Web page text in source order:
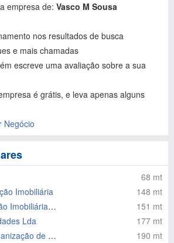
empresa de: Vasco M Sousa
nos resultados de busca
e mais chamadas
escreve uma avaliação sobre a sua
é grátis, e leva apenas alguns
Negócio
68 mt
Imobiliária
148 mt
Optionland - Mediação Imobiliária Lda
151 mt
Lda
177 mt
Filiconstruções - Organização de Investimentos Lda
190 mt